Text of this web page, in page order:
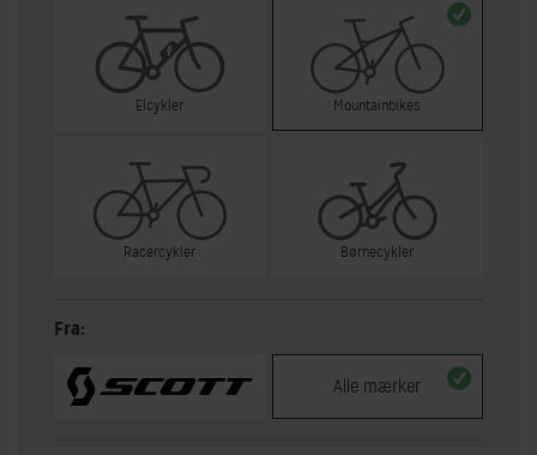
Elcykler Mountainbikes
Racercykler Børnecykler
Fra:
Alle mærker